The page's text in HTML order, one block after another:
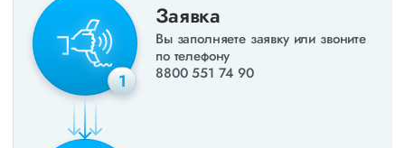
1
Заявка
Вы заполняете заявку или звоните
по телефону
8800 551 74 90